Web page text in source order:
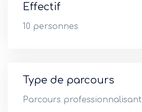
Effectif
10 personnes
Type de parcours
Parcours professionnalisant